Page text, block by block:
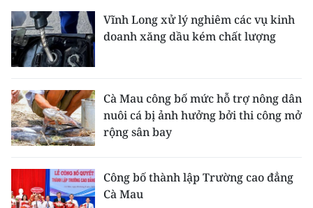
Vĩnh Long xử lý nghiêm các vụ kinh
doanh xăng dầu kém chất lượng
Cà Mau công bố mức hỗ trợ nông dân
nuôi cá bị ảnh hưởng bởi thi công mở
rộng sân bay
Công bố thành lập Trường cao đẳng
Cà Mau